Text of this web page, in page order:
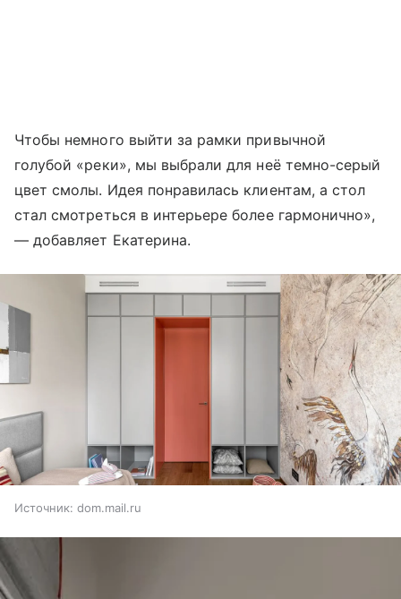
Чтобы немного выйти за рамки привычной
голубой «реки», мы выбрали для неё темно-серый
цвет смолы. Идея понравилась клиентам, а стол
стал смотреться в интерьере более гармонично»,
— добавляет Екатерина.
Источник: dom.mail.ru